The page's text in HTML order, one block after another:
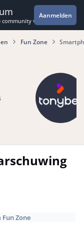
voor de
Aanmelden
Fun Zone
Fun Zone